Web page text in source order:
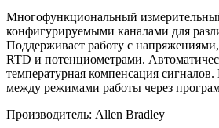
Bradley
MPL-
A1530U-
VJ44AA
Многофункциональный
конфигурируемыми каналами для
Поддерживает работу с
RTD и потенциометрами.
температурная компенсация
между режимами работы через
Производитель: Allen Bradley